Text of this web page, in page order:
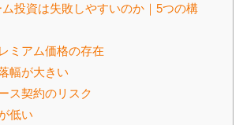
投資は失敗しやすいのか｜5つの構
ミアム価格の存在
幅が大きい
ス契約のリスク
低い